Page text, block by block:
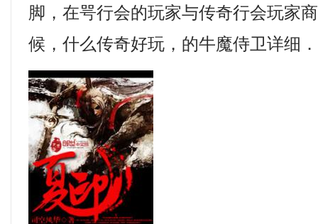
脚，在咢行会的玩家与传奇行会玩家
候，什么传奇好玩，的牛魔侍卫详细